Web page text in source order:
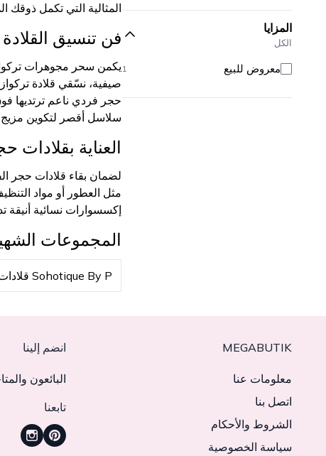
المزايا
الكل
معروض للبيع 1
المثالية التي تكمل ذوقك
فن تنسيق القلادة
يكمن سحر مجوهرات
صيفية، نسّقي قلادة
حجر فردي ناعم ترتديها
سلاسل أقصر لتكوين مزيج
العناية بقلادات
لضمان بقاء قلادات حجر
إكسسوارات نسائية أنيقة
المجموعات
Sohotique By P قلادات
MEGABUTIK
معلومات عنا
اتصل بنا
الشروط والأحكام
سياسة الخصوصية
انضم إلينا
البائعون
تابعنا